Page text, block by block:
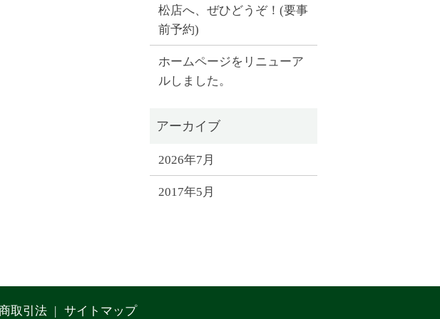
松店へ、ぜひどうぞ！(要事
前予約)
ホームページをリニューア
ルしました。
2026年7月
2017年5月
取引法 サイトマップ